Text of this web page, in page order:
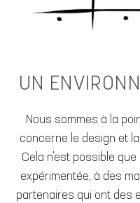
UN
Nous sommes à la
concerne le design et
Cela n'est possible
expérimentée, à des
partenaires qui ont des